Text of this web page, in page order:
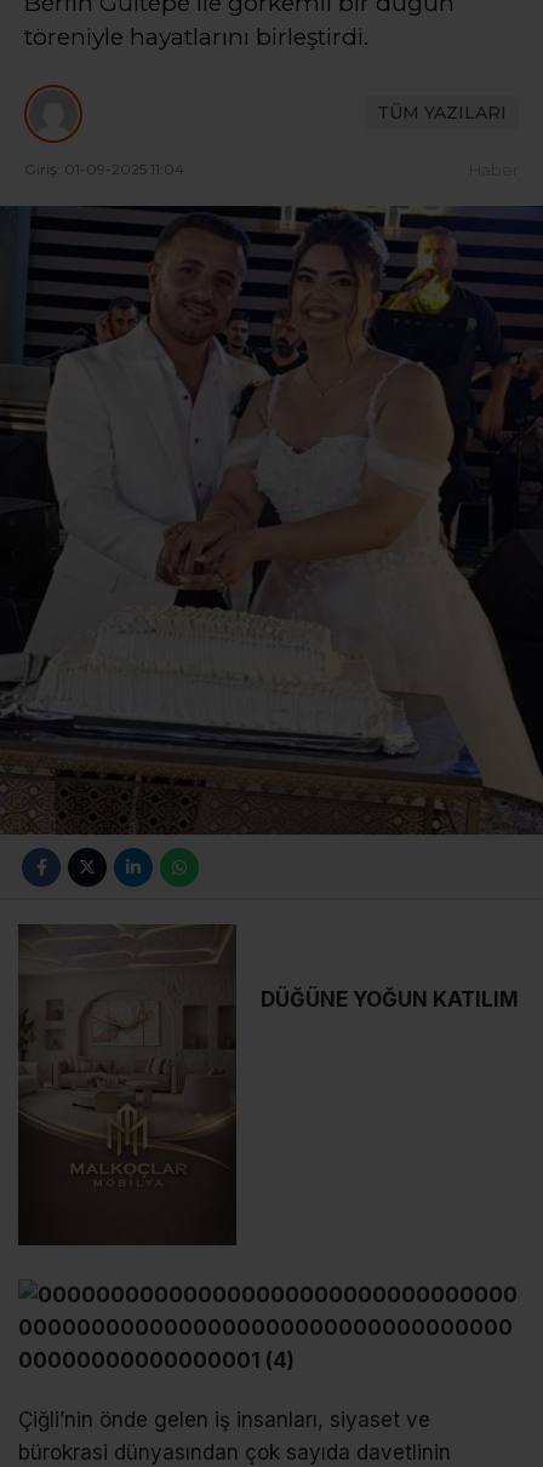
töreniyle hayatlarını birleştirdi.
TÜM YAZILARI
Giriş: 01-09-2025 11:04 Haber
DÜĞÜNE YOĞUN KATILIM
Çiğli’nin önde gelen iş insanları, siyaset ve
bürokrasi dünyasından çok sayıda davetlinin